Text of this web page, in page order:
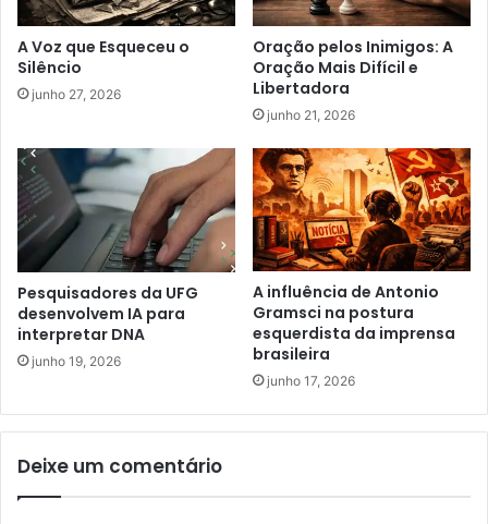
A Voz que Esqueceu o
Silêncio
junho 27, 2026
Oração pelos Inimigos: A
Oração Mais Difícil e
Libertadora
junho 21, 2026
Pesquisadores da UFG
desenvolvem IA para
interpretar DNA
junho 19, 2026
A influência de Antonio
Gramsci na postura
esquerdista da imprensa
brasileira
junho 17, 2026
Deixe um comentário